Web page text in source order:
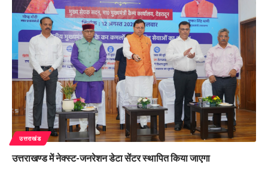
उत्तराखंड
उत्तराखण्ड में नेक्स्ट-जनरेशन डेटा सेंटर स्थापित किया जाएगा